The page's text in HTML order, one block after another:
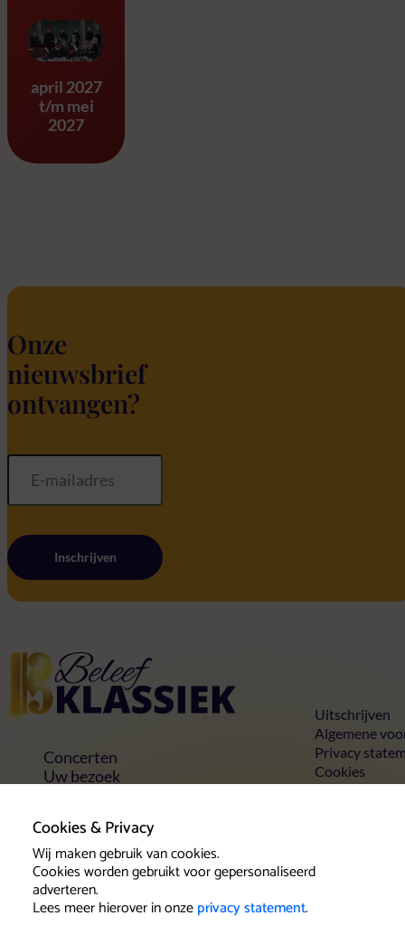
Cookies & Privacy
Wij maken gebruik van cookies.
Cookies worden gebruikt voor gepersonaliseerd
adverteren.
Lees meer hierover in onzeprivacy statement.
Requiem & Eine Kleine
april 2027
t/m mei
2027
Onze
nieuwsbrief
ontvangen?
Inschrijven
Concerten
Uw bezoek
Vrienden & voordelen
Contact
Klantenservice
Uitschrijven
Algemene
Privacy
Cookies